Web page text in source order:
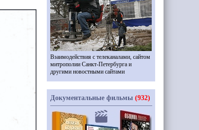
Взаимодействия с телеканалами, сайтом
митрополии Санкт-Петербурга и
другими новостными сайтами
Документальные фильмы (932)